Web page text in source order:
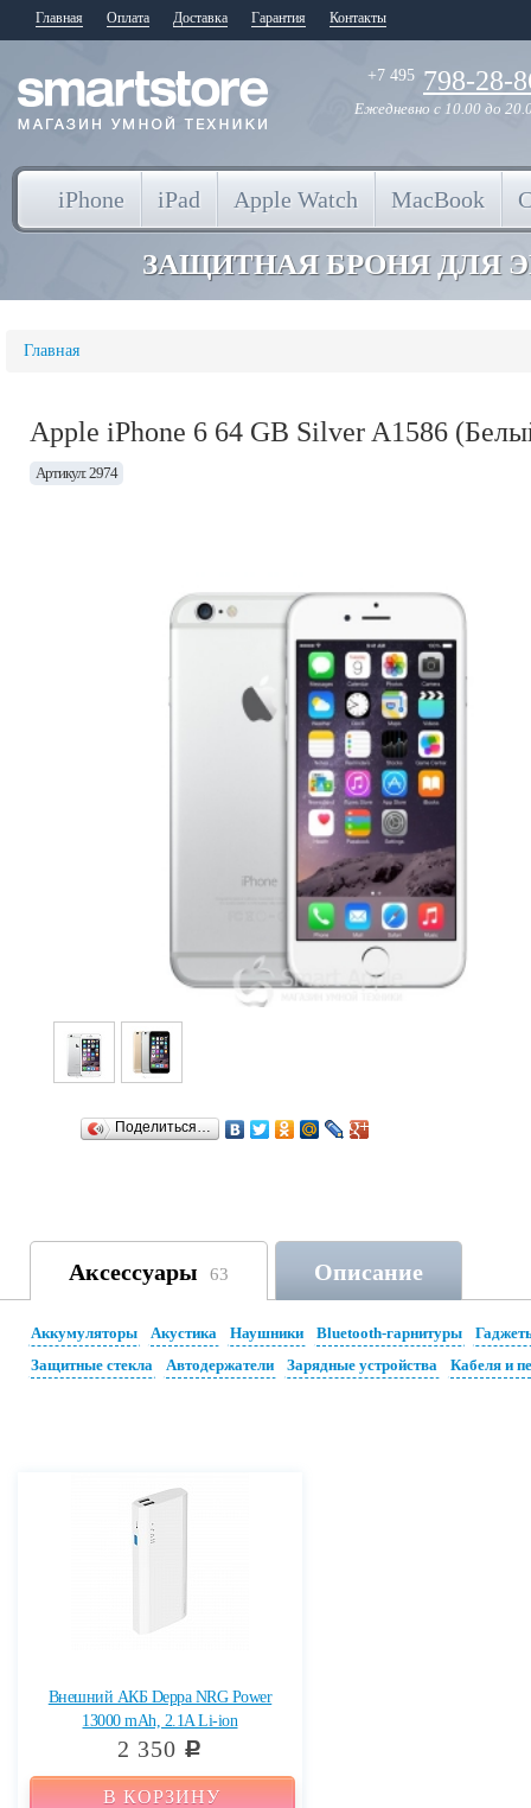
Главная Оплата Доставка Гарантия Контакты
+7 495 798-28-
Ежедневно с 10.00 до
iPhone iPad Apple Watch MacBook
ЗАЩИТНАЯ БРОНЯ ДЛЯ
Главная
Apple iPhone 6 64 GB Silver A1586
Артикул: 2974
Поделиться…
Аксессуары 63 Описание
Аккумуляторы Акустика Наушники Bluetooth-гарнитуры
Защитные стекла
Автодержатели Зарядные устройства Кабеля и
Внешний АКБ Deppa NRG Power
13000 mAh, 2.1A Li-ion
2 350 c
В КОРЗИНУ